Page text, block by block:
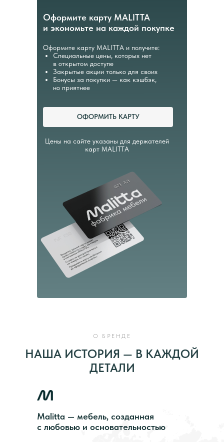
Цены на сайте указаны для держателей
карт MALITTA
Оформите карту MALITTA
и экономьте на каждой покупке
Оформите карту MALITTA и получите:
Специальные цены, которых нет
в открытом доступе
Закрытые акции только для своих
Бонусы за покупки — как кэшбэк,
но приятнее
ОФОРМИТЬ КАРТУ
О БРЕНДЕ
НАША ИСТОРИЯ — В КАЖДОЙ
ДЕТАЛИ
Malitta — мебель, созданная
с любовью и основательностью